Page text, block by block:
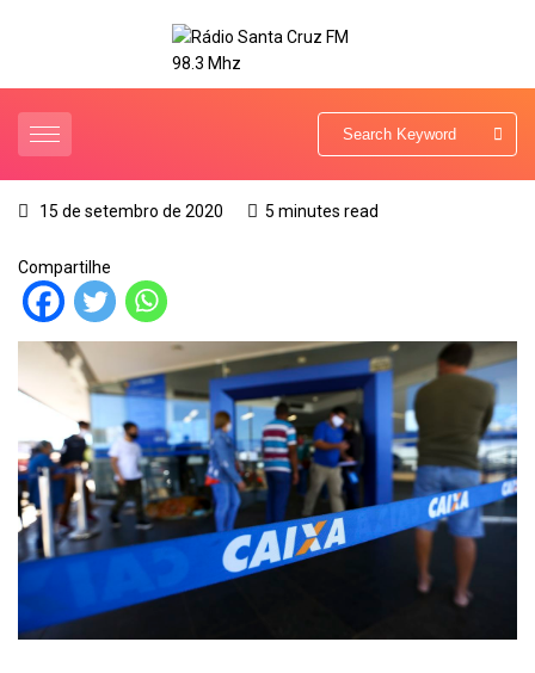
15 de setembro de 2020 5 minutes read
Compartilhe